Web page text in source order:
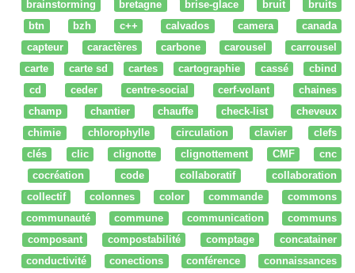
brainstorming
bretagne brise-glace bruit
bruits
btn
bzh c++ calvados camera
canada
capteur
caractères carbone carousel
carrousel
carte
carte sd cartes cartographie cassé
cbind
cd
ceder centre-social cerf-volant
chaines
champ
chantier chauffe check-list
cheveux
chimie
chlorophylle circulation clavier
clefs
clés
clic clignotte clignottement CMF
cnc
cocréation
code collaboratif
collaboration
collectif
colonnes color commande
commons
communauté
commune communication
communs
composant
compostabilité comptage
concatainer
conductivité
conections conférence
connaissances